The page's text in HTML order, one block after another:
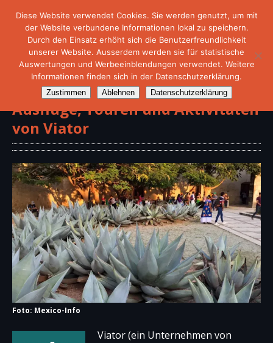
Ausflüge, Touren und Aktivitäten
von Viator
Foto: Mexico-Info
Viator (ein Unternehmen von
Diese Website verwendet Cookies. Sie werden genutzt, um mit
der Website verbundene Informationen lokal zu speichern.
Durch den Einsatz erhöht sich die Benutzerfreundlichkeit
unserer Website. Ausserdem werden sie für statistische
Auswertungen und Werbeeinblendungen verwendet. Weitere
Informationen finden sich in der Datenschutzerklärung.
Zustimmen Ablehnen Datenschutzerklärung